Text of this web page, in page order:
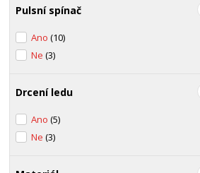
Pulsní spínač
Ano(10)
Ne(3)
Drcení ledu
Ano(5)
Ne(3)